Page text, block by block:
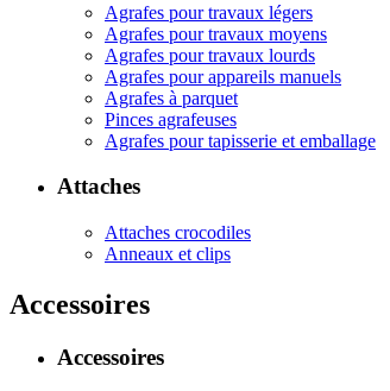
Agrafes pour travaux légers
Agrafes pour travaux moyens
Agrafes pour travaux lourds
Agrafes pour appareils manuels
Agrafes à parquet
Pinces agrafeuses
Agrafes pour tapisserie et emballage
Attaches
Attaches crocodiles
Anneaux et clips
Accessoires
Accessoires